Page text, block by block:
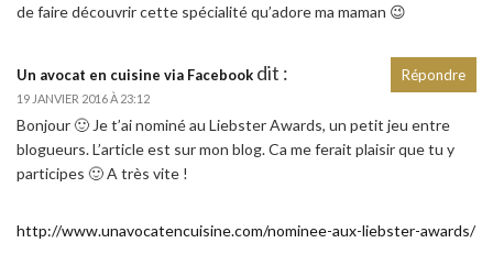
de faire découvrir cette spécialité qu’adore ma maman 😉
Un avocat en cuisine via Facebook dit :
19 JANVIER 2016 À 23:12
Bonjour 🙂 Je t’ai nominé au Liebster Awards, un petit jeu entre
blogueurs. L’article est sur mon blog. Ca me ferait plaisir que tu y
participes 🙂 A très vite !
http://www.unavocatencuisine.com/nominee-aux-liebster-awards/
Répondre